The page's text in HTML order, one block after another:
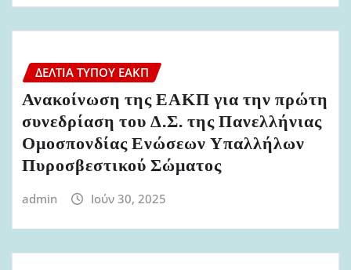
ΔΕΛΤΊΑ ΤΎΠΟΥ ΕΑΚΠ
Ανακοίνωση της ΕΑΚΠ για την πρώτη
συνεδρίαση του Δ.Σ. της Πανελλήνιας
Ομοσπονδίας Ενώσεων Υπαλλήλων
Πυροσβεστικού Σώματος
admin Ιούν 30, 2025